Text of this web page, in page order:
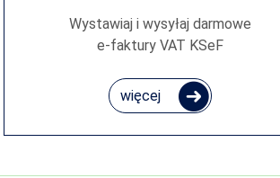
Wystawiaj i wysyłaj darmowe
e‑faktury VAT KSeF
więcej